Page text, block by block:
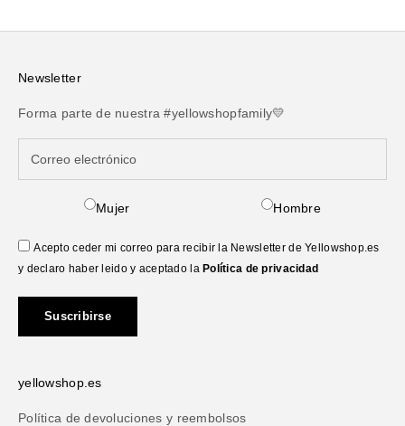
Newsletter
Forma parte de nuestra #yellowshopfamily💛
Mujer Hombre
Acepto ceder mi correo para recibir la Newsletter de Yellowshop.es
y declaro haber leido y aceptado la Política de privacidad
Suscribirse
yellowshop.es
Política de devoluciones y reembolsos